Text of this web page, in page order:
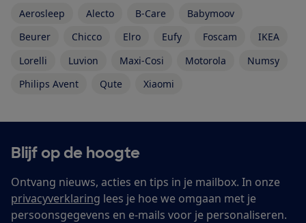
Aerosleep Alecto B-Care
Babymoov
Beurer
Chicco Elro Eufy Foscam
IKEA
Lorelli
Luvion Maxi-Cosi Motorola
Numsy
Philips Avent
Qute Xiaomi
Blijf op de hoogte
Ontvang nieuws, acties en tips in je mailbox. In onze
privacyverklaring lees je hoe we omgaan met je
persoonsgegevens en e-mails voor je personaliseren.